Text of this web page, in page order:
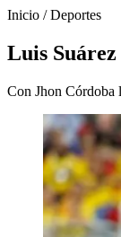
Inicio /Deportes
Luis
Con Jhon Córdoba